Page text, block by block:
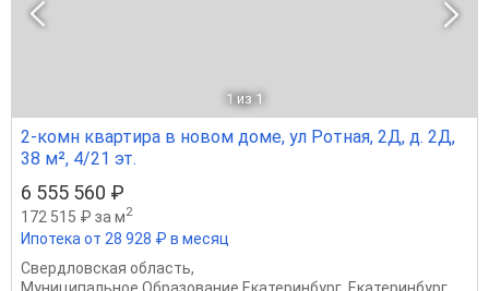
1 из 1
2-комн квартира в новом доме, ул Ротная, 2Д, д. 2Д,
38 м², 4/21 эт.
6 555 560 ₽
172 515 ₽ за м2
Ипотека от 28 928 ₽ в месяц
Свердловская область,